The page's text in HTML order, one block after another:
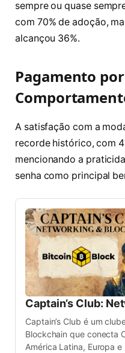
sempre ou quase
com 70% de adoção,
alcançou 36%.
Pagamento
A satisfação com a
recorde histórico, com
mencionando a
senha como principal
Captain’s Club:
Captain’s Club é um
Blockchain que conecta
América Latina, Europa e